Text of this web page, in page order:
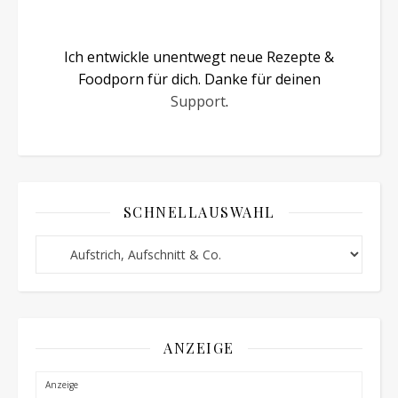
Ich entwickle unentwegt neue Rezepte &
Foodporn für dich. Danke für deinen
Support.
SCHNELLAUSWAHL
Schnellauswahl
ANZEIGE